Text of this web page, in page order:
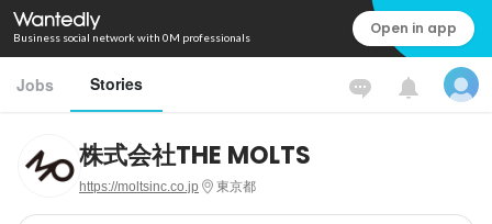
Business social network with 0M professionals Open in app
Jobs Stories
株式会社THE MOLTS
https://moltsinc.co.jp 東京都